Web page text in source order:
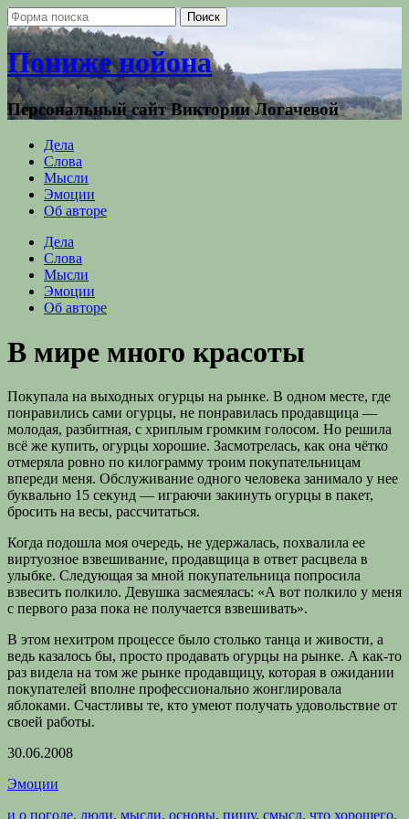
Пониже нойона
Персональный сайт Виктории Логачевой
Дела
Слова
Мысли
Эмоции
Об авторе
Дела
Слова
Мысли
Эмоции
Об авторе
В мире много красоты
Покупала на выходных огурцы на рынке. В одном месте, где
понравились сами огурцы, не понравилась продавщица —
молодая, разбитная, с хриплым громким голосом. Но решила
всё же купить, огурцы хорошие. Засмотрелась, как она чётко
отмеряла ровно по килограмму троим покупательницам
впереди меня. Обслуживание одного человека занимало у нее
буквально 15 секунд — играючи закинуть огурцы в пакет,
бросить на весы, рассчитаться.
Когда подошла моя очередь, не удержалась, похвалила ее
виртуозное взвешивание, продавщица в ответ расцвела в
улыбке. Следующая за мной покупательница попросила
взвесить полкило. Девушка засмеялась: «А вот полкило у меня
с первого раза пока не получается взвешивать».
В этом нехитром процессе было столько танца и живости, а
ведь казалось бы, просто продавать огурцы на рынке. А как-то
раз видела на том же рынке продавщицу, которая в ожидании
покупателей вполне профессионально жонглировала
яблоками. Счастливы те, кто умеют получать удовольствие от
своей работы.
30.06.2008
Эмоции
и о погоде, люди, мысли, основы, пишу, смысл, что хорошего,